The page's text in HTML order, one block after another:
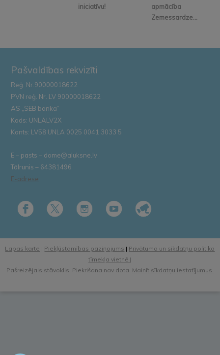
iniciatīvu!
apmācība
Zemessardze...
Pašvaldības rekvizīti
Reģ. Nr.90000018622
PVN reģ. Nr. LV 90000018622
AS „SEB banka”
Kods: UNLALV2X
Konts: LV58 UNLA 0025 0041 3033 5
E – pasts – dome@aluksne.lv
Tālrunis – 64381496
E-adrese
Lapas karte | Piekļūstamības paziņojums | Privātuma un sīkdatņu politika
tīmekļa vietnē |
Pašreizējais stāvoklis: Piekrišana nav dota. Mainīt sīkdatņu iestatījumus.